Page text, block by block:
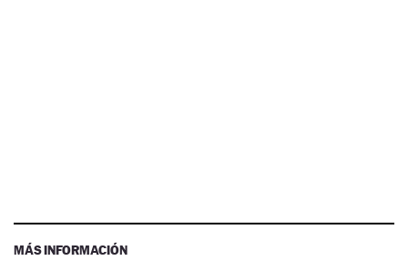
MÁS INFORMACIÓN